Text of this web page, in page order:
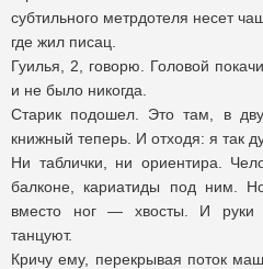
субтильного метрдотеля несет
где жил писац.
Гуилья, 2, говорю. Головой
и не было никогда.
Старик подошел. Это там, в
книжный теперь. И отходя: я так
Ни таблички, ни ориентира.
балконе, кариатиды под ним.
вместо ног — хвосты. И
танцуют.
Кричу ему, перекрывая поток